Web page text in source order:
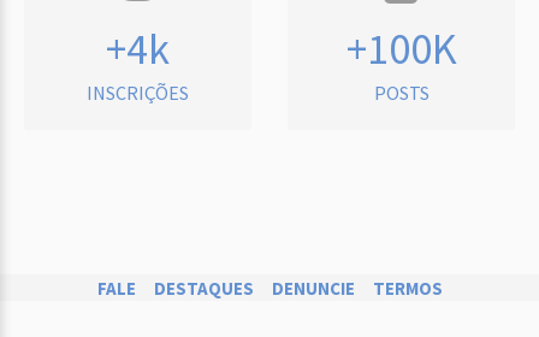
+4k
INSCRIÇÕES
+100K
POSTS
FALE DESTAQUES DENUNCIE TERMOS